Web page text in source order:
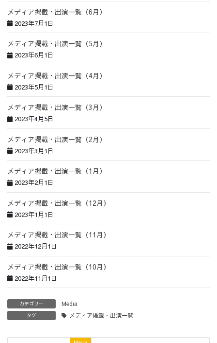
メディア掲載・出演一覧（6月）
2023年7月1日
メディア掲載・出演一覧（5月）
2023年6月1日
メディア掲載・出演一覧（4月）
2023年5月1日
メディア掲載・出演一覧（3月）
2023年4月5日
メディア掲載・出演一覧（2月）
2023年3月1日
メディア掲載・出演一覧（1月）
2023年2月1日
メディア掲載・出演一覧（12月）
2023年1月1日
メディア掲載・出演一覧（11月）
2022年12月1日
メディア掲載・出演一覧（10月）
2022年11月1日
カテゴリー Media
タグ メディア掲載・出演一覧